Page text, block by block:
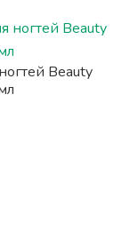
Beauty